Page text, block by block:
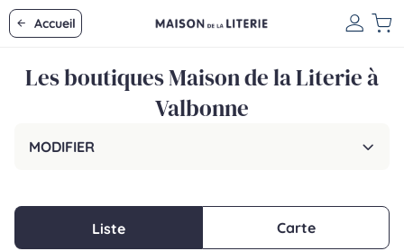
Accueil
Les boutiques Maison de la Literie à
Valbonne
MODIFIER
Liste Carte